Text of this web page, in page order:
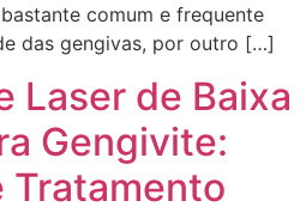
comum e frequente
das gengivas, por outro […]
Laser de Baixa
Gengivite:
Tratamento